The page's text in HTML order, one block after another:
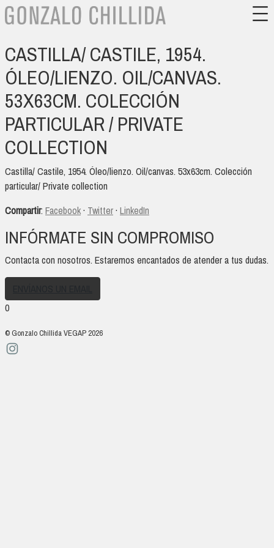
CASTILLA/ CASTILE, 1954.
ÓLEO/LIENZO. OIL/CANVAS.
53X63CM. COLECCIÓN
PARTICULAR / PRIVATE
COLLECTION
Castilla/ Castile, 1954. Óleo/lienzo. Oil/canvas. 53x63cm. Colección
particular/ Private collection
Compartir: Facebook· Twitter· LinkedIn
INFÓRMATE SIN COMPROMISO
Contacta con nosotros. Estaremos encantados de atender a tus dudas.
0
© Gonzalo Chillida VEGAP 2026